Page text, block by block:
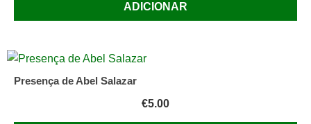
ADICIONAR
Presença de Abel Salazar
€5.00